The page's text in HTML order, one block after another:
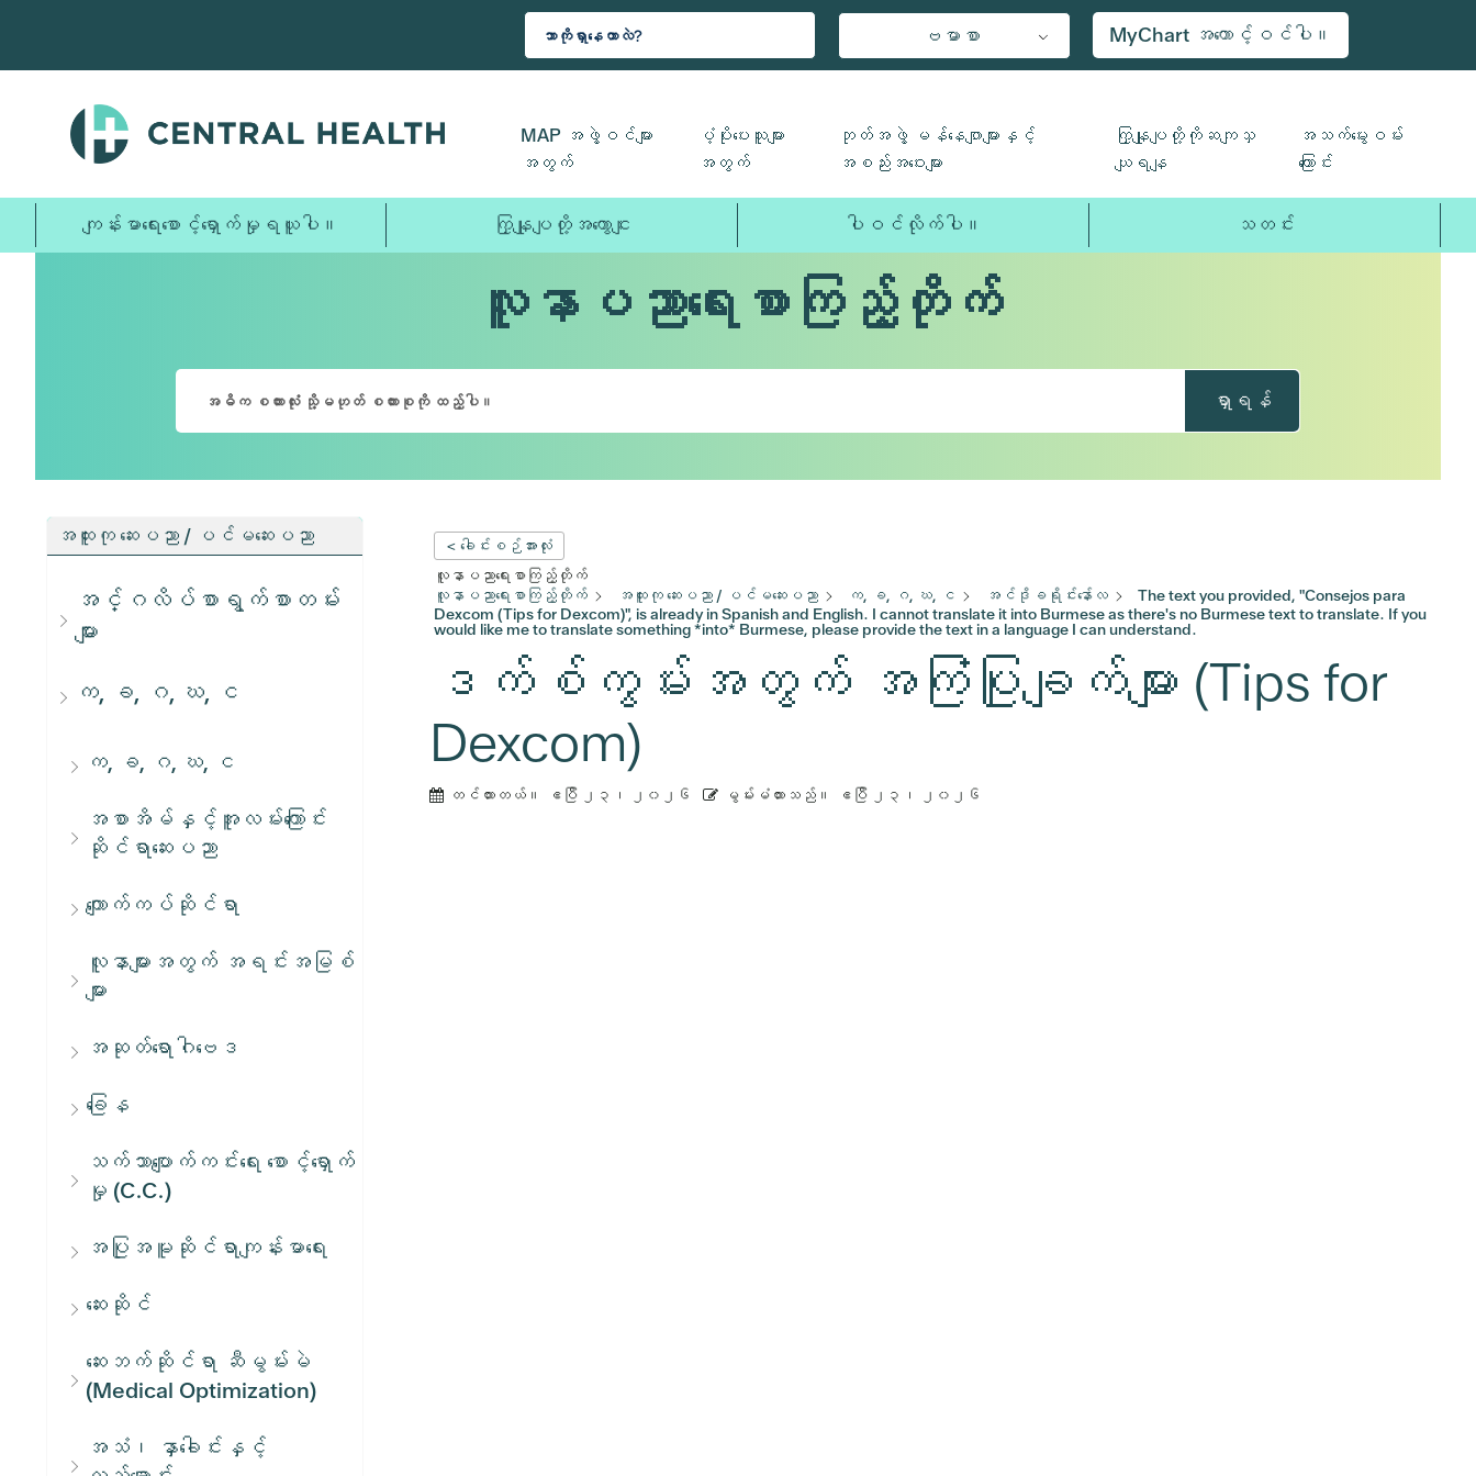
သို့
ပါ။
ဗမာစာ MyChart အကောင့်ဝင်ပါ။
MAP အဖွဲ့ဝင်များ
အတွက်
ပံ့ပိုးပေးသူများ
အတွက်
ဘုတ်အဖွဲ့ မန်နေဂျာများနှင့်
အစည်းအဝေးများ
ကြှနျုပျတို့ကိုဆကျသှ
ယျရနျ
အသက်မွေးဝမ်း
ကြောင်း
ကျန်းမာရေးစောင့်ရှောက်မှုရယူပါ။ ကြှနျုပျတို့အကွောငျး ပါဝင်လိုက်ပါ။ သတင်း
လူနာပညာရေးစာကြည့်တိုက်
ရှာရန်
အထူးကု ဆေးပညာ / ပင်မဆေးပညာ
အင်္ဂလိပ်စာရွက်စာတမ်း
များ
က, ခ, ဂ, ဃ, င
က, ခ, ဂ, ဃ, င
အစာအိမ်နှင့်အူလမ်းကြောင်း
ဆိုင်ရာဆေးပညာ
ကျောက်ကပ်ဆိုင်ရာ
လူနာများအတွက် အရင်းအမြစ်
များ
အဆုတ်ရောဂါဗေဒ
ခြေန
သက်သာပျောက်ကင်းရေး စောင့်ရှောက်
မှု (C.C.)
အပြုအမူဆိုင်ရာကျန်းမာရေး
ဆေးဆိုင်
ဆေးဘက်ဆိုင်ရာ ဆီမွမ်းမဲ
(Medical Optimization)
အသံ၊ နှာခေါင်းနှင့်
< ခေါင်းစဉ်အားလုံး
လူနာပညာရေးစာကြည့်တိုက်
လူနာပညာရေးစာကြည့်တိုက်
အထူးကု ဆေးပညာ / ပင်မဆေးပညာ က, ခ, ဂ, ဃ, င အင်ဒိုခရိုင်းနော်လ
The text you provided, "Consejos para
Dexcom (Tips for Dexcom)", is already in Spanish and English. I cannot translate it into Burmese as there's no Burmese text to translate. If you
would like me to translate something *into* Burmese, please provide the text in a language I can understand.
ဒက်စ်ကွမ်းအတွက် အကြံပြုချက်များ (Tips for
Dexcom)
တင်ထားတယ်။ ဧပြီ ၂၃၊ ၂၀၂၆ မွမ်းမံထားသည်။ ဧပြီ ၂၃၊ ၂၀၂၆